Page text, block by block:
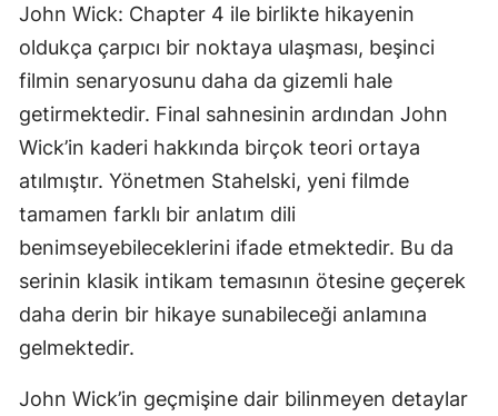
Samsun
Sivas
Trabzon
John Wick: Chapter 4 ile birlikte hikayenin
oldukça çarpıcı bir noktaya ulaşması, beşinci
filmin senaryosunu daha da gizemli hale
getirmektedir. Final sahnesinin ardından John
Wick’in kaderi hakkında birçok teori ortaya
atılmıştır. Yönetmen Stahelski, yeni filmde
tamamen farklı bir anlatım dili
benimseyebileceklerini ifade etmektedir. Bu da
serinin klasik intikam temasının ötesine geçerek
daha derin bir hikaye sunabileceği anlamına
gelmektedir.
John Wick’in geçmişine dair bilinmeyen detaylar